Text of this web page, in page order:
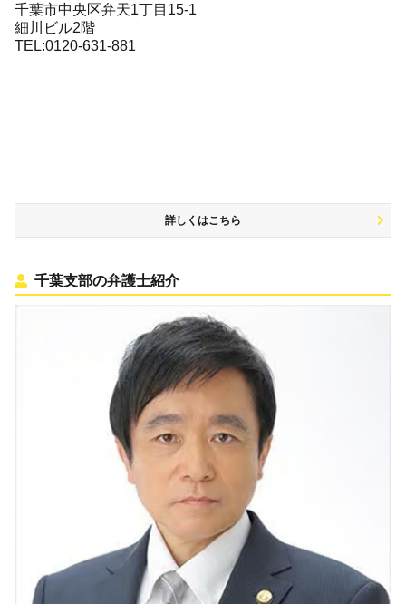
千葉市中央区弁天1丁目15-1
細川ビル2階
TEL:0120-631-881
詳しくはこちら
千葉支部の弁護士紹介